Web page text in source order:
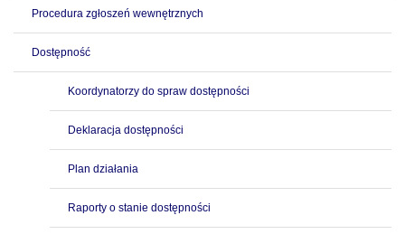
Procedura zgłoszeń wewnętrznych
Dostępność
Koordynatorzy do spraw dostępności
Deklaracja dostępności
Plan działania
Raporty o stanie dostępności